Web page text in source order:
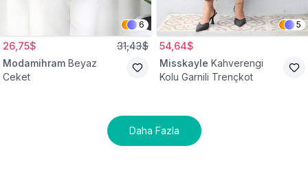
6
26,75$ 31,43$
Modamihram Beyaz
Ceket
5
54,64$
Misskayle Kahverengi
Kolu Garnili Trençkot
Daha Fazla